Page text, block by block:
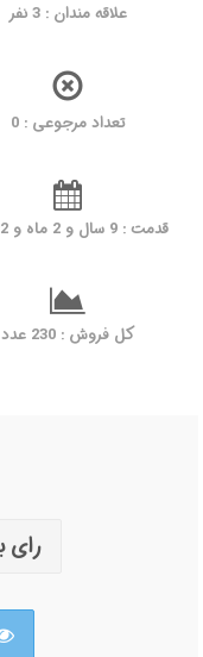
علاقه مندان : 3نفر
تعداد مرجوعی : 0
قدمت : 9 سال و 2 ماه و 22 روز
کل فروش : 230 عدد
رای